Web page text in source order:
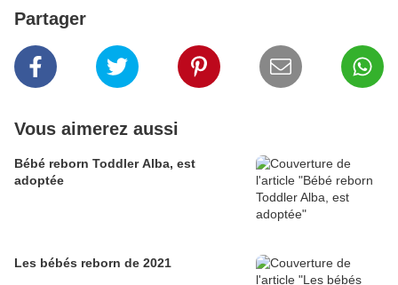
Partager
Vous aimerez aussi
Bébé reborn Toddler Alba, est
adoptée
Les bébés reborn de 2021